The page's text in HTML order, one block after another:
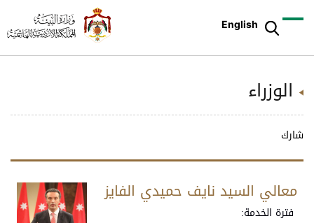
English
الوزراء
شارك
معالي السيد نايف حميدي الفايز
فترة الخدمة: